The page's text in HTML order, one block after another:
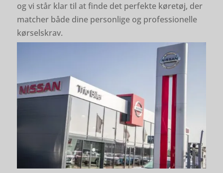
og vi står klar til at finde det perfekte køretøj, der
matcher både dine personlige og professionelle
kørselskrav.